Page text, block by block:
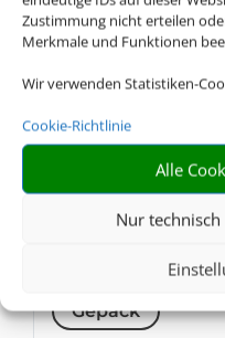
Zustimmung nicht erteilen
Merkmale und Funktionen
Wir verwenden Statistiken-
Cookie-Richtlinie
Alle
Nur
Online Check-In
Gepäck
MS
AGB
Gepäck